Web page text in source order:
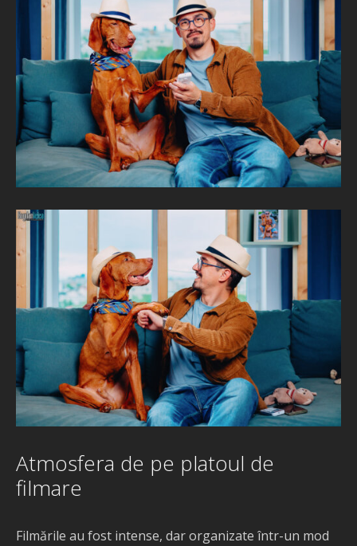
Atmosfera de pe platoul de
filmare
Filmările au fost intense, dar organizate într-un mod